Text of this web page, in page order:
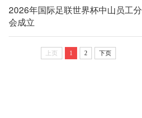
2026年国际足联世界杯中山员工分
会成立
上页 1 2 下页